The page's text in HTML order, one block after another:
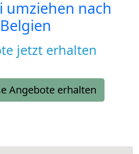
umziehen nach
Belgien
jetzt erhalten
Angebote erhalten